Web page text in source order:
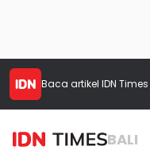
Baca artikel IDN Times
BALI